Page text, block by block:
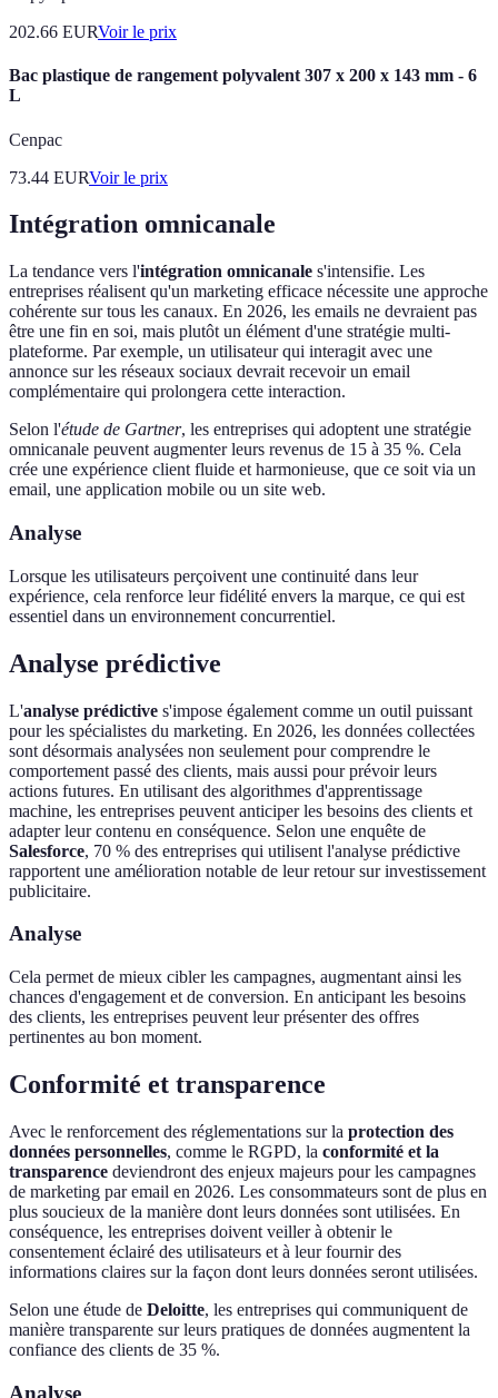
202.66 EURVoir le prix
Bac plastique de rangement polyvalent 307 x 200 x 143 mm - 6
L
Cenpac
73.44 EURVoir le prix
Intégration omnicanale
La tendance vers l'intégration omnicanale s'intensifie. Les
entreprises réalisent qu'un marketing efficace nécessite une approche
cohérente sur tous les canaux. En 2026, les emails ne devraient pas
être une fin en soi, mais plutôt un élément d'une stratégie multi-
plateforme. Par exemple, un utilisateur qui interagit avec une
annonce sur les réseaux sociaux devrait recevoir un email
complémentaire qui prolongera cette interaction.
Selon l'étude de Gartner, les entreprises qui adoptent une stratégie
omnicanale peuvent augmenter leurs revenus de 15 à 35 %. Cela
crée une expérience client fluide et harmonieuse, que ce soit via un
email, une application mobile ou un site web.
Analyse
Lorsque les utilisateurs perçoivent une continuité dans leur
expérience, cela renforce leur fidélité envers la marque, ce qui est
essentiel dans un environnement concurrentiel.
Analyse prédictive
L'analyse prédictive s'impose également comme un outil puissant
pour les spécialistes du marketing. En 2026, les données collectées
sont désormais analysées non seulement pour comprendre le
comportement passé des clients, mais aussi pour prévoir leurs
actions futures. En utilisant des algorithmes d'apprentissage
machine, les entreprises peuvent anticiper les besoins des clients et
adapter leur contenu en conséquence. Selon une enquête de
Salesforce, 70 % des entreprises qui utilisent l'analyse prédictive
rapportent une amélioration notable de leur retour sur investissement
publicitaire.
Analyse
Cela permet de mieux cibler les campagnes, augmentant ainsi les
chances d'engagement et de conversion. En anticipant les besoins
des clients, les entreprises peuvent leur présenter des offres
pertinentes au bon moment.
Conformité et transparence
Avec le renforcement des réglementations sur la protection des
données personnelles, comme le RGPD, la conformité et la
transparence deviendront des enjeux majeurs pour les campagnes
de marketing par email en 2026. Les consommateurs sont de plus en
plus soucieux de la manière dont leurs données sont utilisées. En
conséquence, les entreprises doivent veiller à obtenir le
consentement éclairé des utilisateurs et à leur fournir des
informations claires sur la façon dont leurs données seront utilisées.
Selon une étude de Deloitte, les entreprises qui communiquent de
manière transparente sur leurs pratiques de données augmentent la
confiance des clients de 35 %.
Analyse